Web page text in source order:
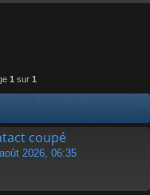
r
1 sur 1
coupé
2026, 06:35